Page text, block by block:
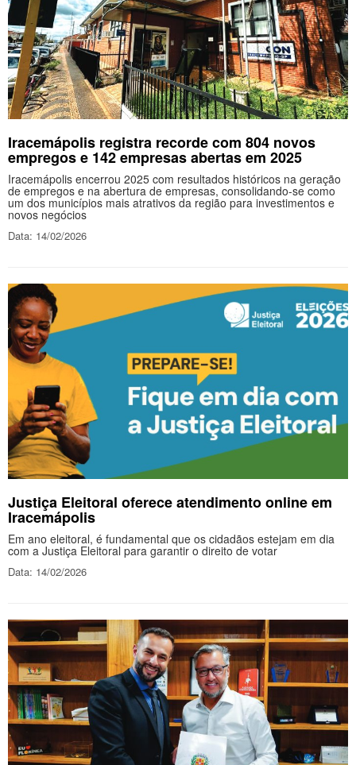
Iracemápolis registra recorde com 804 novos
empregos e 142 empresas abertas em 2025
Iracemápolis encerrou 2025 com resultados históricos na geração
de empregos e na abertura de empresas, consolidando-se como
um dos municípios mais atrativos da região para investimentos e
novos negócios
Data: 14/02/2026
Justiça Eleitoral oferece atendimento online em
Iracemápolis
Em ano eleitoral, é fundamental que os cidadãos estejam em dia
com a Justiça Eleitoral para garantir o direito de votar
Data: 14/02/2026